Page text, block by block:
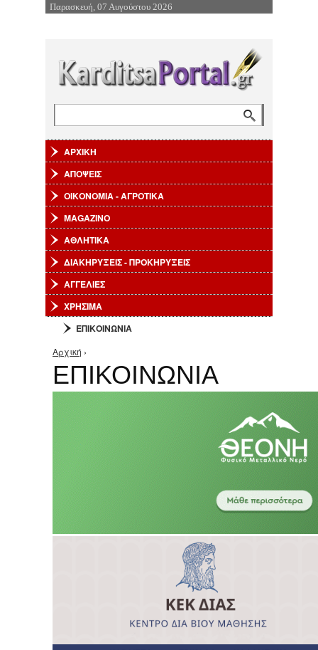
Επιστροφή στην Πλοήγηση
Παρασκευή, 07 Αυγούστου 2026
ΑΡΧΙΚΗ
ΑΠΟΨΕΙΣ
ΟΙΚΟΝΟΜΙΑ - ΑΓΡΟΤΙΚΑ
MAGAZINO
ΑΘΛΗΤΙΚΑ
ΔΙΑΚΗΡΥΞΕΙΣ - ΠΡΟΚΗΡΥΞΕΙΣ
ΑΓΓΕΛΙΕΣ
ΧΡΗΣΙΜΑ
ΕΠΙΚΟΙΝΩΝΙΑ
Είστε εδώ
Αρχική ›
ΕΠΙΚΟΙΝΩΝΙΑ